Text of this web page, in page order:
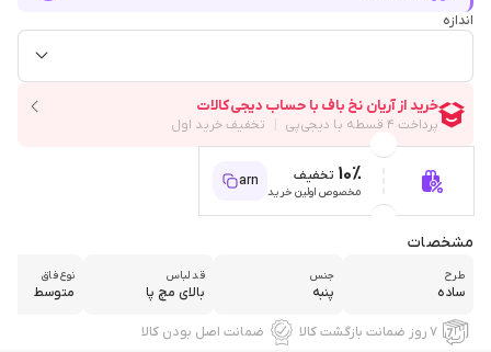
اندازه
10% تخفیف
مخصوص اولین خرید
arn
مشخصات
طرح
ساده
جنس
پنبه
قد لباس
بالای مچ پا
نوع فاق
متوسط
۷ روز ضمانت بازگشت کالا ضمانت اصل بودن کالا